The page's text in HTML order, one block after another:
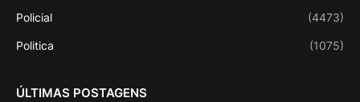
Policial (4473)
Politica (1075)
ÚLTIMAS POSTAGENS